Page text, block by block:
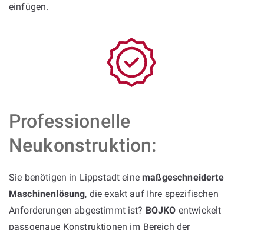
einfügen.
Professionelle
Neukonstruktion:
Sie benötigen in Lippstadt einemaßgeschneiderte
Maschinenlösung, die exakt auf Ihre spezifischen
Anforderungen abgestimmt ist? BOJKO entwickelt
passgenaue Konstruktionen im Bereich der